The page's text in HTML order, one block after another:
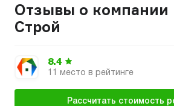
Отзывы о компании
Строй
8.4
11 место в рейтинге
Рассчитать стоимость